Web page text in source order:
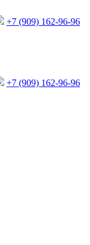
+7 (909) 162-96-96
+7 (909) 162-96-96